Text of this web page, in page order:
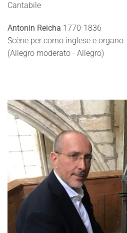
Cantabile
Antonin Reicha 1770-1836
Scène per corno inglese e organo
(Allegro moderato - Allegro)